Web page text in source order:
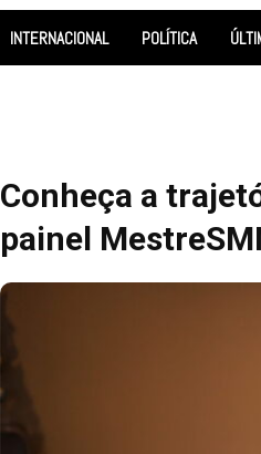
INTERNACIONAL POLÍTICA
Conheça a
painel